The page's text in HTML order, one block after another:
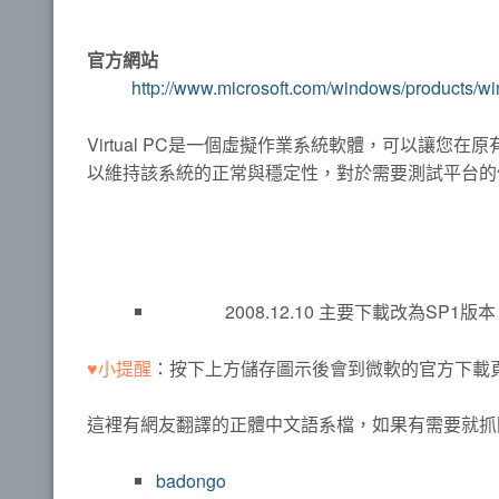
官方網站
http://www.microsoft.com/windows/products/
Virtual PC是一個虛擬作業系統軟體，可以讓您在
以維持該系統的正常與穩定性，對於需要測試平台
2008.12.10 主要下載改為SP1版本
♥小提醒 ：按下上方儲存圖示後會到微軟的官方下
這裡有網友翻譯的正體中文語系檔，如果有需要就
badongo